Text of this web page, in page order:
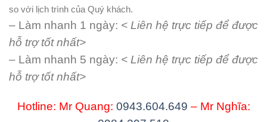
so với lịch trình của Quý khách.
– Làm nhanh 1 ngày: < Liên hệ trực tiếp để được
hỗ trợ tốt nhất>
– Làm nhanh 5 ngày: < Liên hệ trực tiếp để được
hỗ trợ tốt nhất>
Hotline: Mr Quang: 0943.604.649 – Mr Nghĩa: